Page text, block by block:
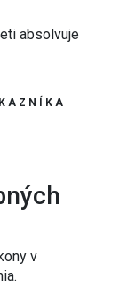
absolvuje
v